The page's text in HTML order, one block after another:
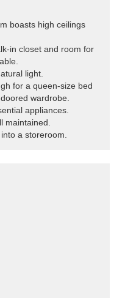
boasts high ceilings
in closet and room for
light.
for a queen-size bed
wardrobe.
appliances.
maintained.
a storeroom.